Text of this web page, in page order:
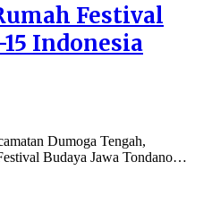
Festival
Indonesia
Dumoga Tengah,
Budaya Jawa Tondano…